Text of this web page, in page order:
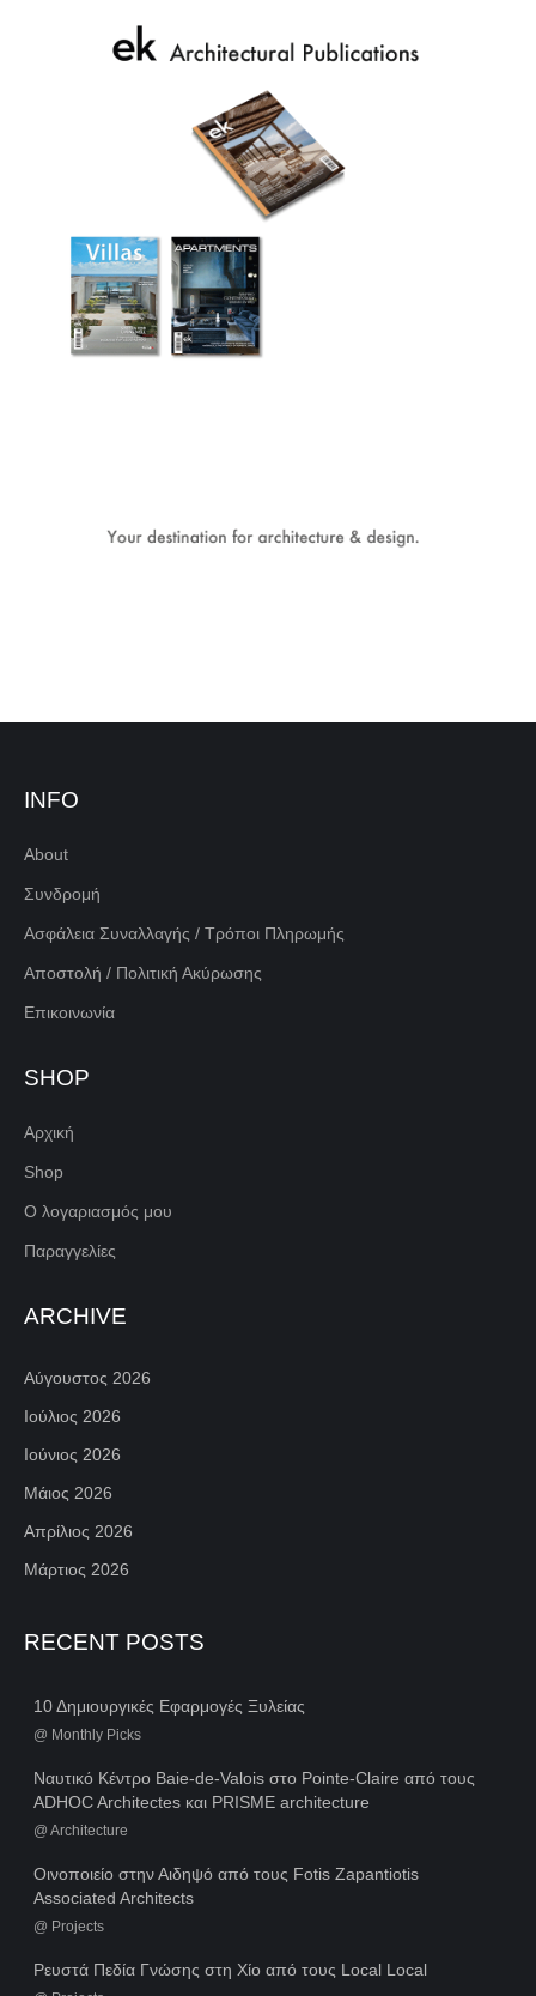
INFO
About
Συνδρομή
Ασφάλεια Συναλλαγής / Τρόποι Πληρωμής
Αποστολή / Πολιτική Ακύρωσης
Επικοινωνία
SHOP
Αρχική
Shop
Ο λογαριασμός μου
Παραγγελίες
ARCHIVE
Αύγουστος 2026
Ιούλιος 2026
Ιούνιος 2026
Μάιος 2026
Απρίλιος 2026
Μάρτιος 2026
RECENT POSTS
10 Δημιουργικές Εφαρμογές Ξυλείας
@ Monthly Picks
Ναυτικό Κέντρο Baie-de-Valois στο Pointe-Claire από τους
ADHOC Architectes και PRISME architecture
@ Architecture
Οινοποιείο στην Αιδηψό από τους Fotis Zapantiotis
Associated Architects
@ Projects
Ρευστά Πεδία Γνώσης στη Χίο από τους Local Local